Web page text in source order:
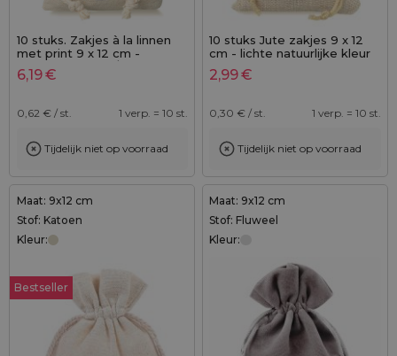
10 stuks. Zakjes à la linnen
met print 9 x 12 cm -
natuurlijke kleur / van
lavendel
6,19€
0,62 € / st. 1 verp. = 10 st.
Tijdelijk niet op voorraad
10 stuks Jute zakjes 9 x 12
cm - lichte natuurlijke kleur
2,99€
0,30 € / st. 1 verp. = 10 st.
Tijdelijk niet op voorraad
Maat: 9x12 cm
Stof: Katoen
Kleur:
Bestseller
Maat: 9x12 cm
Stof: Fluweel
Kleur: